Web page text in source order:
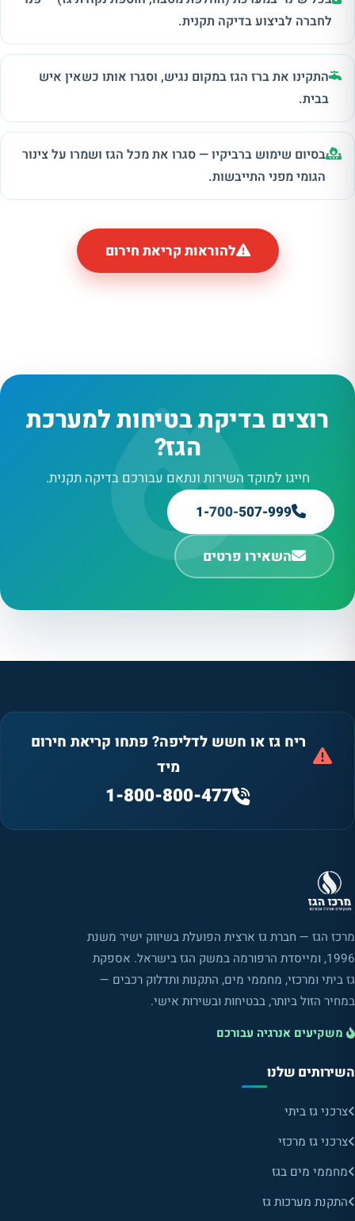
לחברה לביצוע בדיקה תקנית.
התקינו את ברז הגז במקום נגיש, וסגרו אותו כשאין איש
בבית.
בסיום שימוש ברביקיו — סגרו את מכל הגז ושמרו על צינור
הגומי מפני התייבשות.
להוראות קריאת חירום
רוצים בדיקת בטיחות למערכת
הגז?
חייגו למוקד השירות ונתאם עבורכם בדיקה תקנית.
1-700-507-999
השאירו פרטים
ריח גז או חשש לדליפה? פתחו קריאת חירום
מיד
1-800-800-477
מרכז הגז — חברת גז ארצית הפועלת בשיווק ישיר משנת
1996, ומייסדת הרפורמה במשק הגז בישראל. אספקת
גז ביתי ומרכזי, מחממי מים, התקנות ותדלוק רכבים —
במחיר הזול ביותר, בבטיחות ובשירות אישי.
משקיעים אנרגיה עבורכם
השירותים שלנו
צרכני גז ביתי
צרכני גז מרכזי
מחממי מים בגז
התקנת מערכות גז